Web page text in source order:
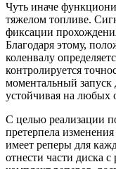
Чуть иначе
тяжелом топливе.
фиксации
Благодаря этому,
коленвалу
контролируется
моментальный запуск
устойчивая на любых
С целью реализации
претерпела
имеет реперы для
отнести части диска